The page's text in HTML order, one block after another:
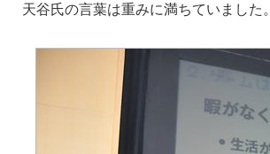
天谷氏の言葉は重みに満ちていました。